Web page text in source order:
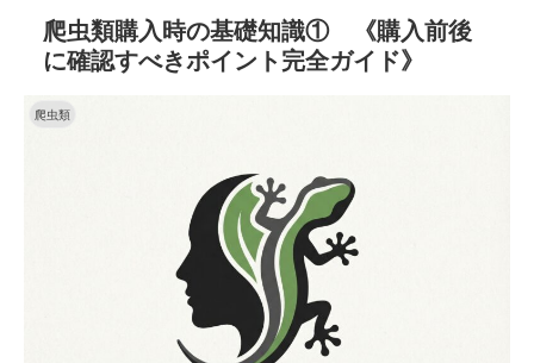
爬虫類購入時の基礎知識① 《購入前後
に確認すべきポイント完全ガイド》
爬虫類